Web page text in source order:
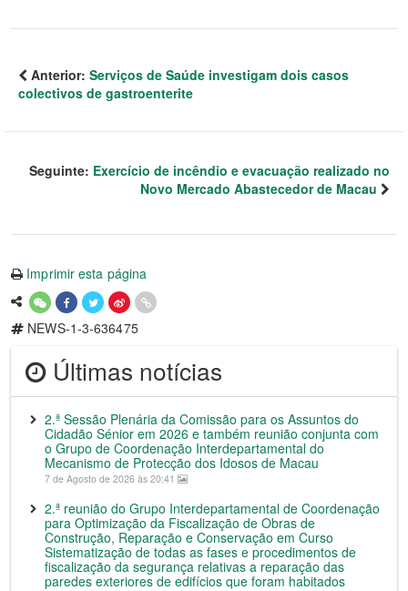
Anterior: Serviços de Saúde investigam dois casos
colectivos de gastroenterite
Seguinte: Exercício de incêndio e evacuação realizado no
Novo Mercado Abastecedor de Macau
Imprimir esta página
NEWS-1-3-636475
Últimas notícias
2.ª Sessão Plenária da Comissão para os Assuntos do
Cidadão Sénior em 2026 e também reunião conjunta com
o Grupo de Coordenação Interdepartamental do
Mecanismo de Protecção dos Idosos de Macau
7 de Agosto de 2026 às 20:41
2.ª reunião do Grupo Interdepartamental de Coordenação
para Optimização da Fiscalização de Obras de
Construção, Reparação e Conservação em Curso
Sistematização de todas as fases e procedimentos de
fiscalização da segurança relativas a reparação das
paredes exteriores de edifícios que foram habitados